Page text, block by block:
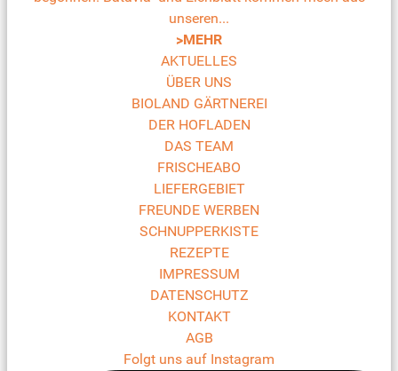
unseren...
>MEHR
AKTUELLES
ÜBER UNS
BIOLAND GÄRTNEREI
DER HOFLADEN
DAS TEAM
FRISCHEABO
LIEFERGEBIET
FREUNDE WERBEN
SCHNUPPERKISTE
REZEPTE
IMPRESSUM
DATENSCHUTZ
KONTAKT
AGB
Folgt uns auf Instagram